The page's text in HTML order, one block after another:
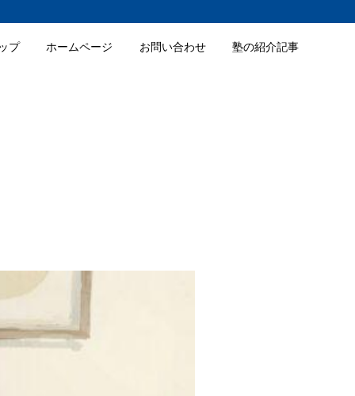
プ ホームページ お問い合わせ 塾の紹介記事